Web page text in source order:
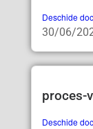
Deschide
30/06/
proces-
Deschide